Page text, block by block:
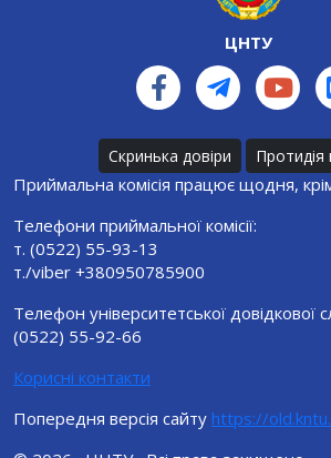
ЦНТУ
Скринька довіри Протидія
Приймальна комісія працює щодня,
Телефони приймальної комісії:
т. (0522) 55-93-13
т./viber +380950785900
Телефон університетської довідкової
(0522) 55-92-66
Корисні контакти
Попередня версія сайту https://